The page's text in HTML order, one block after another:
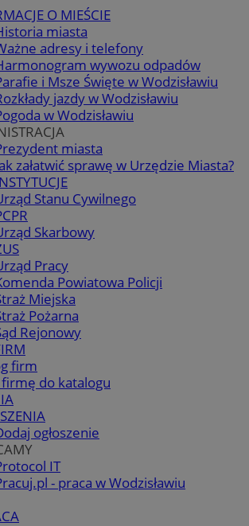
O MIEŚCIE
miasta
adresy i telefony
wywozu odpadów
i Msze Święte w Wodzisławiu
jazdy w Wodzisławiu
w Wodzisławiu
miasta
załatwić sprawę w Urzędzie Miasta?
Stanu Cywilnego
Skarbowy
Pracy
Powiatowa Policji
Miejska
Pożarna
Rejonowy
firm
do katalogu
ogłoszenie
IT
- praca w Wodzisławiu